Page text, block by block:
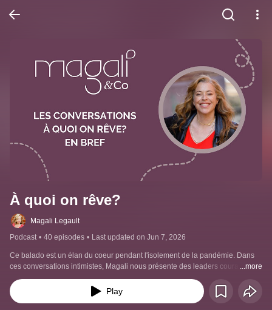
À quoi on rêve?
Magali Legault
Podcast • 40 episodes • Last updated on Jun 7, 2026
Ce balado est un élan du coeur pendant l'isolement de la pandémie. Dans
ces conversations intimistes, Magali nous présente des leaders courageux
qui portent tous un rêve pour le futur. Une communauté de game changer à
découvrir!
...more
Play